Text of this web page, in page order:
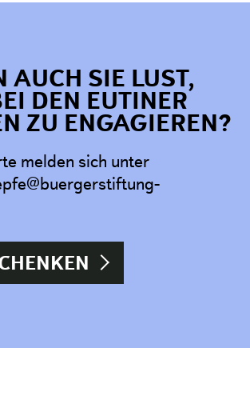
AUCH SIE LUST,
DEN EUTINER
ZU ENGAGIEREN?
melden sich unter